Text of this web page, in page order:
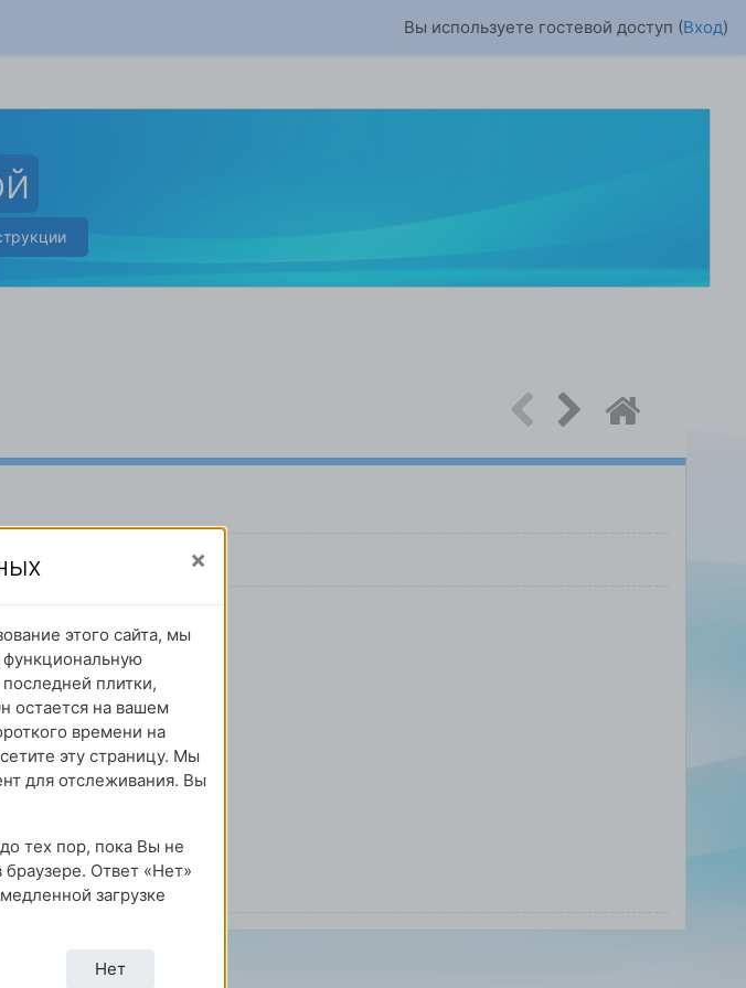
Вы используете гостевой доступ (Вход)
этого сайта, мы
функциональную
плитки,
остается на вашем
времени на
эту страницу. Мы
для отслеживания. Вы
тех пор, пока Вы не
Ответ «Нет»
загрузке